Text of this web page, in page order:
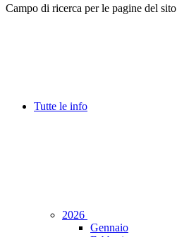
Campo di ricerca per le pagine del sito
Tutte le info
2026
Gennaio